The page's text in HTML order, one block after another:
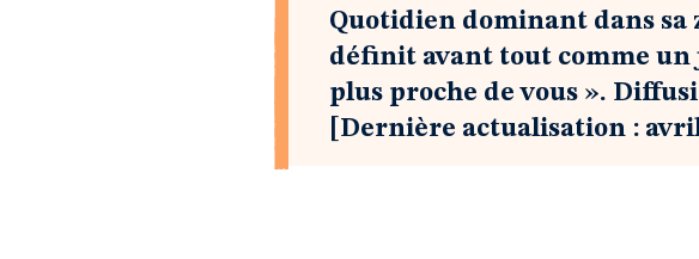
Quotidien dominant dans sa
définit avant tout comme un
plus proche de vous ».
[Dernière actualisation : avril